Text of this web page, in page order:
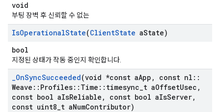
void
부팅 장벽 후 신뢰할 수 없는
IsOperationalState(ClientState aState)
bool
지정된 상태가 작동 중인지 확인합니다.
_OnSyncSucceeded(void *const aApp , const nl ::
Weave :: Profiles:: Time :: timesync t aOffsetUsec ,
const bool aIsReliable , const bool aIsServer,
const uint8 t aNumContributor)